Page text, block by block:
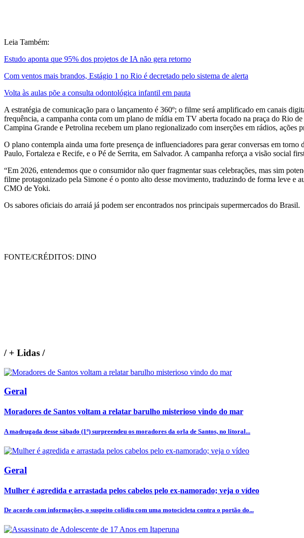
Leia Também:
Estudo aponta que 95% dos projetos de IA não gera retorno
Com ventos mais brandos, Estágio 1 no Rio é decretado pelo sistema de alerta
Volta às aulas põe a consulta odontológica infantil em pauta
A estratégia de comunicação para o lançamento é 360º; o filme será amplificado em canais
frequência, a campanha conta com um plano de mídia em TV aberta focado na praça do Rio
Campina Grande e Petrolina recebem um plano regionalizado com inserções em rádios, ações
O plano contempla ainda uma forte presença de influenciadores para gerar conversas em
Paulo, Fortaleza e Recife, e o Pé de Serrita, em Salvador. A campanha reforça a visão social
“Em 2026, entendemos que o consumidor não quer fragmentar suas celebrações, mas sim
filme protagonizado pela Simone é o ponto alto desse movimento, traduzindo de forma leve e
CMO de Yoki.
Os sabores oficiais do arraiá já podem ser encontrados nos principais supermercados do Brasil.
FONTE/CRÉDITOS: DINO
/+ Lidas /
Geral
Moradores de Santos voltam a relatar barulho misterioso vindo do mar
A madrugada desse sábado (1º) surpreendeu os moradores da orla de Santos, no litoral...
Geral
Mulher é agredida e arrastada pelos cabelos pelo ex-namorado; veja o vídeo
De acordo com informações, o suspeito colidiu com uma motocicleta contra o portão do...